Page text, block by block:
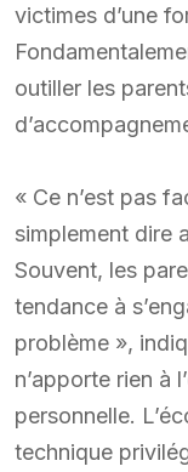
victimes d’une
outiller les
« Ce n’est pas
simplement dire
Souvent, les
tendance à
problème »,
n’apporte rien à
personnelle.
technique